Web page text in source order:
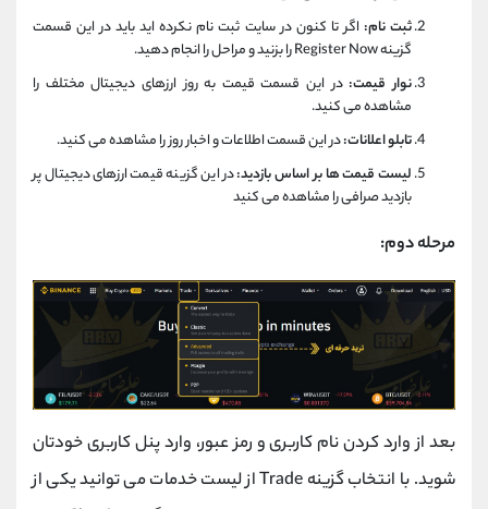
ثبت نام: اگر تا کنون در سایت ثبت نام نکرده اید باید در این قسمت
گزینه Register Now را بزنید و مراحل را انجام دهید.
نوار قیمت:در این قسمت قیمت به روز ارزهای دیجیتال مختلف را
مشاهده می کنید.
تابلو اعلانات:در این قسمت اطلاعات و اخبار روز را مشاهده می کنید.
لیست قیمت ها بر اساس بازدید:در این گزینه قیمت ارزهای دیجیتال پر
بازدید صرافی را مشاهده می کنید
مرحله دوم:
بعد از وارد کردن نام کاربری و رمز عبور، وارد پنل کاربری خودتان
شوید. با انتخاب گزینه Trade از لیست خدمات می توانید یکی از